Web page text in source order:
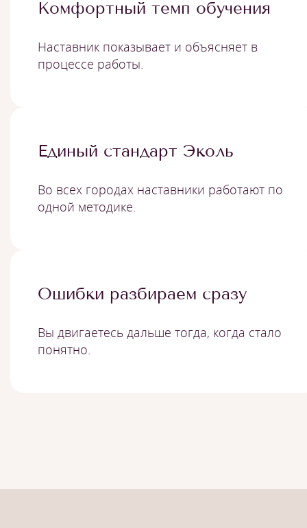
Комфортный темп обучения
Наставник показывает и объясняет в
процессе работы.
Единый стандарт Эколь
Во всех городах наставники работают по
одной методике.
Ошибки разбираем сразу
Вы двигаетесь дальше тогда, когда стало
понятно.